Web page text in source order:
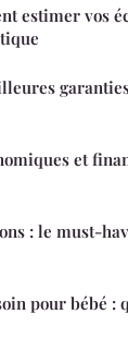
estimer vos
et
: le must-
pour bébé :